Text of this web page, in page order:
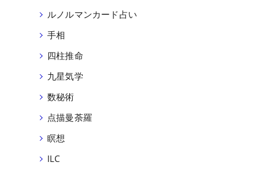
ルノルマンカード占い
手相
四柱推命
九星気学
数秘術
点描曼荼羅
瞑想
ILC